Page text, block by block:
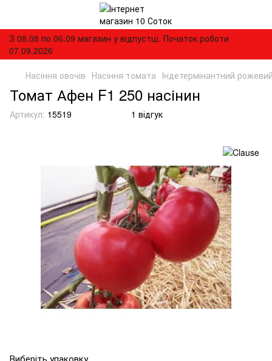
З 08.08 по 06.09 магазин у відпустці. Початок роботи
07.09.2026
Насіння овочів Насіння томата Індетермінантний
Томат Афен F1 250 насінин
Артикул: 15519 1 відгук
Виберіть упаковку